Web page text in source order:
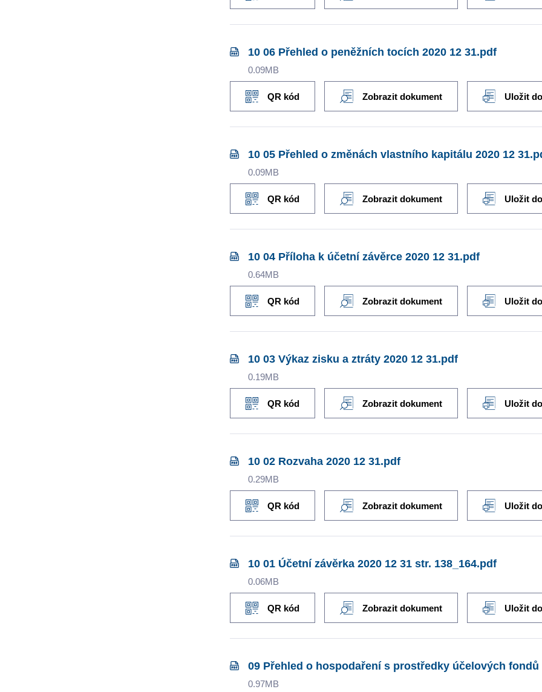
10 06 Přehled o peněžních tocích 2020 12 31.pdf
0.09MB
QR kód Zobrazit dokument Uložit
10 05 Přehled o změnách vlastního kapitálu 2020 12
0.09MB
QR kód Zobrazit dokument Uložit
10 04 Příloha k účetní závěrce 2020 12 31.pdf
0.64MB
QR kód Zobrazit dokument Uložit
10 03 Výkaz zisku a ztráty 2020 12 31.pdf
0.19MB
QR kód Zobrazit dokument Uložit
10 02 Rozvaha 2020 12 31.pdf
0.29MB
QR kód Zobrazit dokument Uložit
10 01 Účetní závěrka 2020 12 31 str. 138_164.pdf
0.06MB
QR kód Zobrazit dokument Uložit
09 Přehled o hospodaření s prostředky účelových fondů
0.97MB